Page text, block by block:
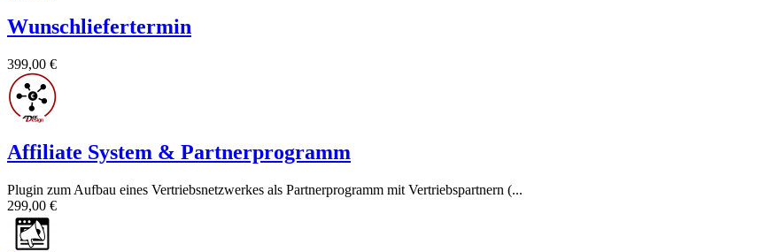
Wunschliefertermin
399,00 €
Affiliate System & Partnerprogramm
Plugin zum Aufbau eines Vertriebsnetzwerkes als Partnerprogramm mit Vertriebspartnern (...
299,00 €